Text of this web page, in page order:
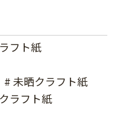
フト紙
# 未晒クラフト紙
ラフト紙